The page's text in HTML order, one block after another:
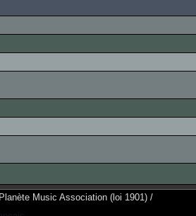
Music Association (loi 1901) /